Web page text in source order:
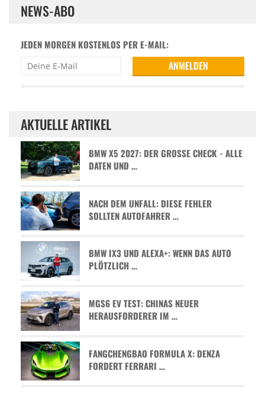
NEWS-ABO
JEDEN MORGEN KOSTENLOS PER E-MAIL:
AKTUELLE ARTIKEL
BMW X5 2027: DER GROSSE CHECK - ALLE D
ATEN UND …
NACH DEM UNFALL: DIESE FEHLER
SOLLTEN AUTOFAHRER …
BMW IX3 UND ALEXA+: WENN DAS AUTO
PLÖTZLICH …
MGS6 EV TEST: CHINAS NEUER
HERAUSFORDERER IM …
FANGCHENGBAO FORMULA X: DENZA
FORDERT FERRARI …